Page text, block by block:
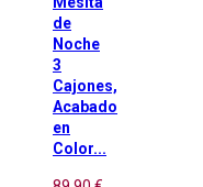
de
Noche
3
Cajones,
Acabado
en
Color...